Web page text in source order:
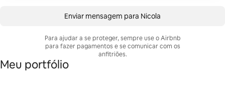
Enviar mensagem para Nicola
Para ajudar a se proteger, sempre use o Airbnb
para fazer pagamentos e se comunicar com os
anfitriões.
Meu portfólio